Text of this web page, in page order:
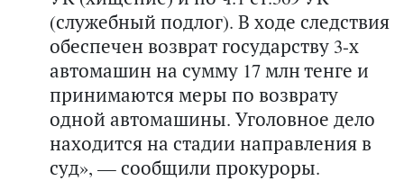
(служебный подлог). В ходе следствия
обеспечен возврат государству 3-х
автомашин на сумму 17 млн тенге и
принимаются меры по возврату
одной автомашины. Уголовное дело
находится на стадии направления в
суд», — сообщили прокуроры.